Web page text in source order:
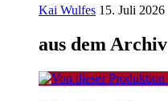
Kai Wulfes 15. Juli 2026
aus dem Archiv